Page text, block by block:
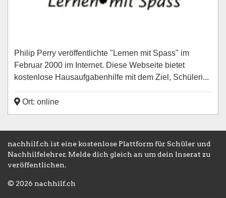
Philip Perry veröffentlichte "Lernen mit Spass" im
Februar 2000 im Internet. Diese Webseite bietet
kostenlose Hausaufgabenhilfe mit dem Ziel, Schüleri...
Ort: online
nachhilf.ch ist eine kostenlose Plattform für Schüler und
Nachhilfelehrer. Melde dich gleich an um dein Inserat zu
veröffentlichen.
© 2026 nachhilf.ch